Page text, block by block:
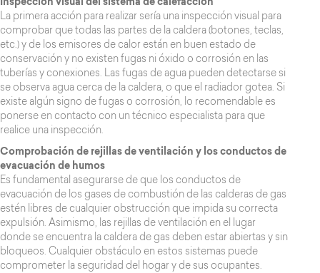
Inspección visual del sistema de calefacción
La primera acción para realizar sería una inspección visual para
comprobar que todas las partes de la caldera (botones, teclas,
etc.) y de los emisores de calor están en buen estado de
conservación y no existen fugas ni óxido o corrosión en las
tuberías y conexiones. Las fugas de agua pueden detectarse si
se observa agua cerca de la caldera, o que el radiador gotea. Si
existe algún signo de fugas o corrosión, lo recomendable es
ponerse en contacto con un técnico especialista para que
realice una inspección.
Comprobación de rejillas de ventilación y los conductos de
evacuación de humos
Es fundamental asegurarse de que los conductos de
evacuación de los gases de combustión de las calderas de gas
estén libres de cualquier obstrucción que impida su correcta
expulsión. Asimismo, las rejillas de ventilación en el lugar
donde se encuentra la caldera de gas deben estar abiertas y sin
bloqueos. Cualquier obstáculo en estos sistemas puede
comprometer la seguridad del hogar y de sus ocupantes.